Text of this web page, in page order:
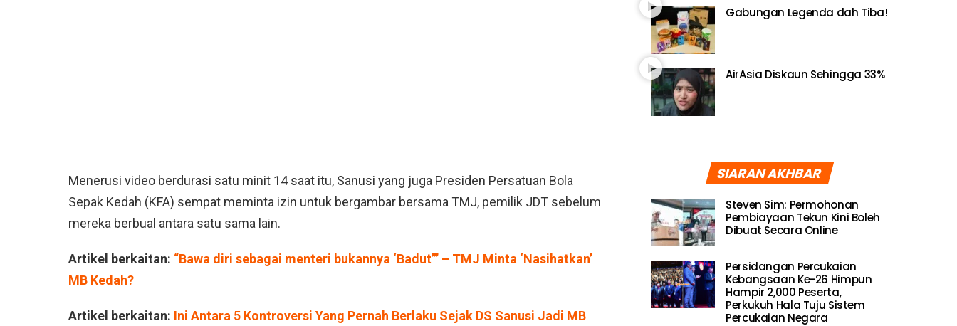
Menerusi video berdurasi satu minit 14 saat itu, Sanusi yang juga Presiden Persatuan Bola
Sepak Kedah (KFA) sempat meminta izin untuk bergambar bersama TMJ, pemilik JDT sebelum
mereka berbual antara satu sama lain.
Artikel berkaitan: “Bawa diri sebagai menteri bukannya ‘Badut’” – TMJ Minta ‘Nasihatkan’
MB Kedah?
Artikel berkaitan: Ini Antara 5 Kontroversi Yang Pernah Berlaku Sejak DS Sanusi Jadi MB
Gabungan Legenda dah Tiba!
AirAsia Diskaun Sehingga 33%
SIARAN AKHBAR
Steven Sim: Permohonan
Pembiayaan Tekun Kini Boleh
Dibuat Secara Online
Persidangan Percukaian
Kebangsaan Ke-26 Himpun
Hampir 2,000 Peserta,
Perkukuh Hala Tuju Sistem
Percukaian Negara